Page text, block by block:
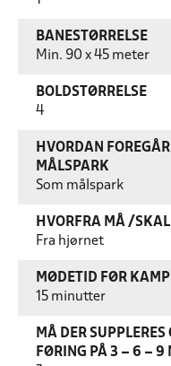
BANESTØRRELSE
Min. 90 x 45 meter
BOLDSTØRRELSE
4
HVORDAN
MÅLSPARK
Som målspark
HVORFRA MÅ /
Fra hjørnet
MØDETID FØR KAMP
15 minutter
MÅ DER
FØRING PÅ 3 – 6 – 9